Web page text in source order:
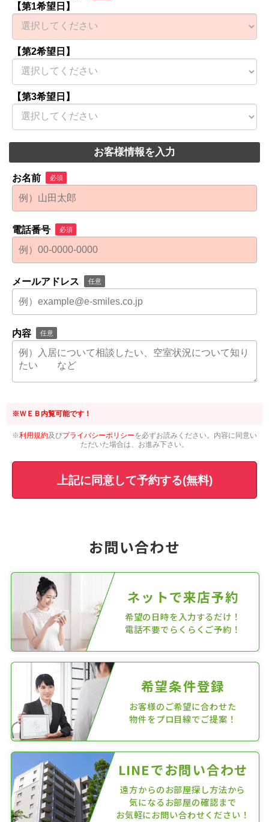
【第1希望日】
【第2希望日】
【第3希望日】
お客様情報を入力
お名前 必須
電話番号 必須
メールアドレス 任意
内容 任意
※ＷＥＢ内覧可能です！
※利用規約及びプライバシーポリシーを必ずお読みください。内容に同意い
ただいた場合は、お進み下さい。
上記に同意して予約する(無料)
お問い合わせ
ネットで来店予約
希望の日時を入力するだけ！
電話不要でらくらくご予約！
希望条件登録
お客様のご希望に合わせた
物件をプロ目線でご提案！
LINEでお問い合わせ
遠方からのお部屋探し方法から
気になるお部屋の確認まで
お気軽にお問い合わせください！